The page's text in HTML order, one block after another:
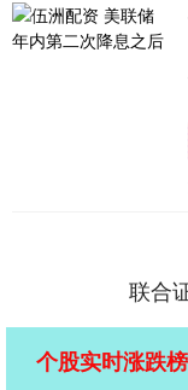
联合
个股实时涨跌榜